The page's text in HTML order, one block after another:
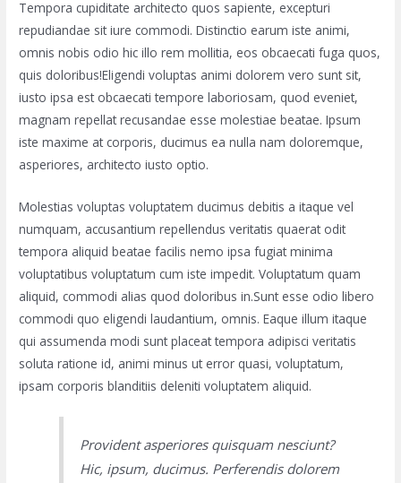
Tempora cupiditate architecto quos sapiente, excepturi
repudiandae sit iure commodi. Distinctio earum iste animi,
omnis nobis odio hic illo rem mollitia, eos obcaecati fuga quos,
quis doloribus!Eligendi voluptas animi dolorem vero sunt sit,
iusto ipsa est obcaecati tempore laboriosam, quod eveniet,
magnam repellat recusandae esse molestiae beatae. Ipsum
iste maxime at corporis, ducimus ea nulla nam doloremque,
asperiores, architecto iusto optio.
Molestias voluptas voluptatem ducimus debitis a itaque vel
numquam, accusantium repellendus veritatis quaerat odit
tempora aliquid beatae facilis nemo ipsa fugiat minima
voluptatibus voluptatum cum iste impedit. Voluptatum quam
aliquid, commodi alias quod doloribus in.Sunt esse odio libero
commodi quo eligendi laudantium, omnis. Eaque illum itaque
qui assumenda modi sunt placeat tempora adipisci veritatis
soluta ratione id, animi minus ut error quasi, voluptatum,
ipsam corporis blanditiis deleniti voluptatem aliquid.
Provident asperiores quisquam nesciunt?
Hic, ipsum, ducimus. Perferendis dolorem